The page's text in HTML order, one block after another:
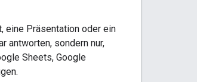
eine Präsentation oder ein
antworten, sondern nur,
Sheets, Google